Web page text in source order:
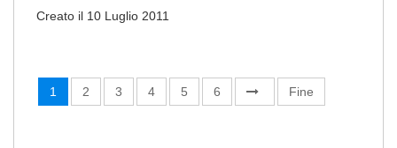
Creato il 10 Luglio 2011
1 2 3 4 5 6 Fine